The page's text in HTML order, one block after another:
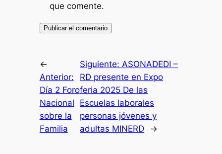
que comente.
←
Anterior:
Día 2 Foro
Nacional
sobre la
Familia
Siguiente: ASONADEDI –
RD presente en Expo
feria 2025 De las
Escuelas laborales
personas jóvenes y
adultas MINERD
→